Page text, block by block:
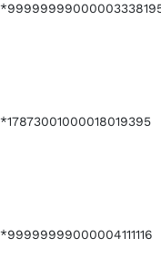
*17873001000018019395
*99999999000004111116